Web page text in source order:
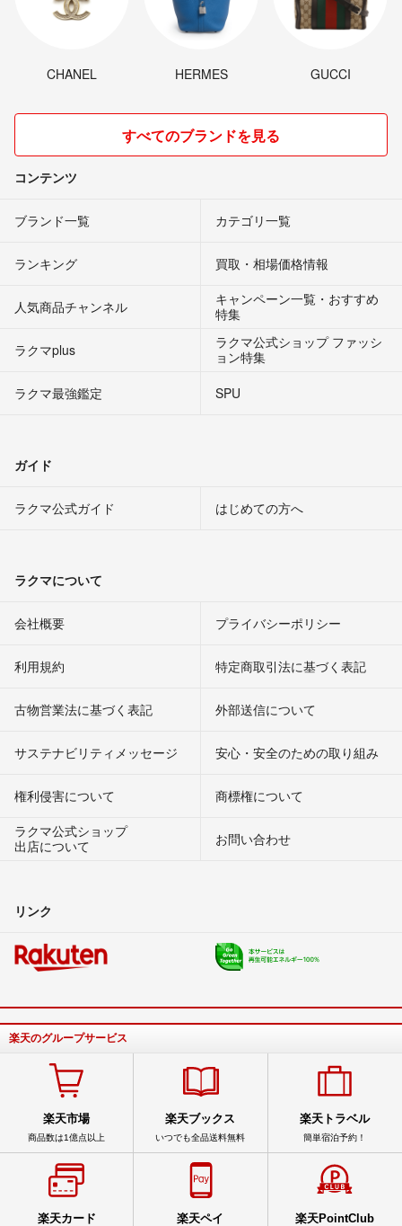
CHANEL HERMES GUCCI
すべてのブランドを見る
コンテンツ
ブランド一覧 カテゴリ一覧
ランキング 買取・相場価格情報
人気商品チャンネル
キャンペーン一覧・おすすめ
特集
ラクマplus
ラクマ公式ショップ ファッシ
ョン特集
ラクマ最強鑑定
SPU
ガイド
ラクマ公式ガイド はじめての方へ
ラクマについて
会社概要 プライバシーポリシー
利用規約 特定商取引法に基づく表記
古物営業法に基づく表記 外部送信について
サステナビリティメッセージ 安心・安全のための取り組み
権利侵害について
商標権について
ラクマ公式ショップ
出店について
お問い合わせ
リンク
楽天のグループサービス
楽天市場
商品数は1億点以上
楽天ブックス
いつでも全品送料無料
楽天トラベル
簡単宿泊予約！
楽天カード 楽天ペイ 楽天PointClub